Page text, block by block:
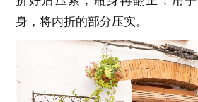
身，将内折的部分压实。